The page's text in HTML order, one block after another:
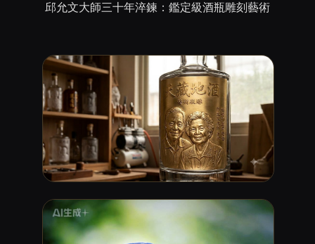
邱允文大師三十年淬鍊：鑑定級酒瓶雕刻藝術